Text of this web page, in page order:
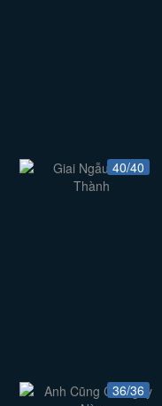
40/40
36/36